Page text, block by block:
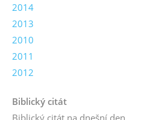
2014
2013
2010
2011
2012
Biblický citát
Biblický citát na dnešní den